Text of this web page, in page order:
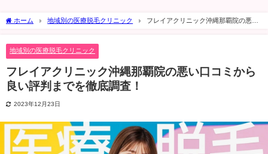
ホーム 地域別の医療脱毛クリニック
フレイアクリニック沖縄那覇院の悪い
地域別の医療脱毛クリニック
フレイアクリニック沖縄那覇院の悪い口コミから
良い評判までを徹底調査！
2023年12月23日